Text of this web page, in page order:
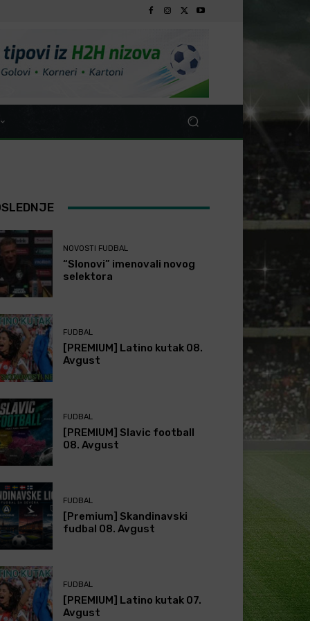
NOVOSTI FUDBAL
“Slonovi” imenovali novog
selektora
FUDBAL
[PREMIUM] Latino kutak 08.
Avgust
FUDBAL
[PREMIUM] Slavic football
08. Avgust
FUDBAL
[Premium] Skandinavski
fudbal 08. Avgust
FUDBAL
[PREMIUM] Latino kutak 07.
Avgust